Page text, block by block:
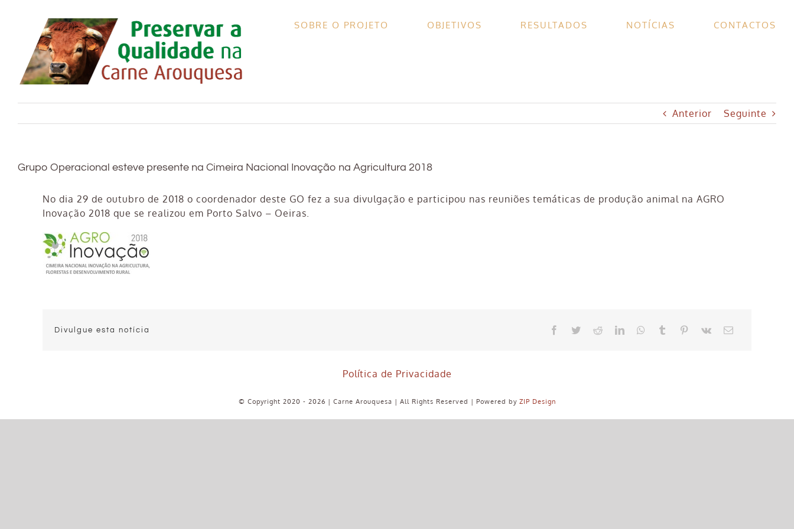
SOBRE O PROJETO OBJETIVOS RESULTADOS NOTÍCIAS CONTACTOS
Anterior Seguinte
Grupo Operacional esteve presente na Cimeira Nacional Inovação na Agricultura 2018
No dia 29 de outubro de 2018 o coordenador deste GO fez a sua divulgação e participou nas reuniões temáticas de produção animal na AGRO
Inovação 2018 que se realizou em Porto Salvo – Oeiras.
Divulgue esta notícia
Política de Privacidade
© Copyright 2020 - 2026 | Carne Arouquesa | All Rights Reserved | Powered by ZIP Design